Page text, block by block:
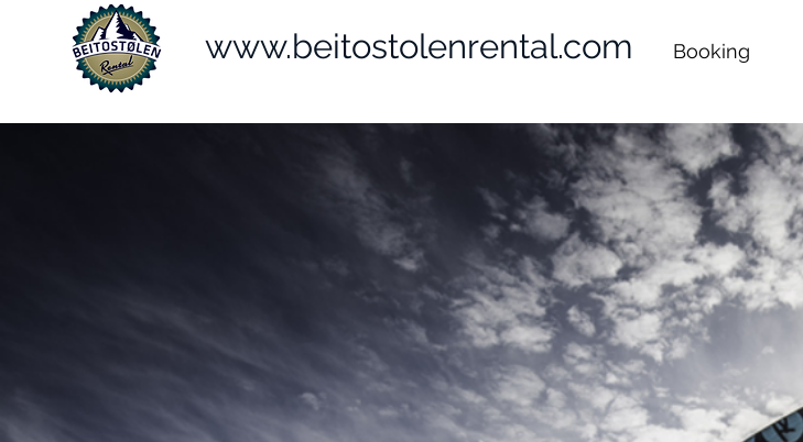
www.beitostolenrental.com Booking